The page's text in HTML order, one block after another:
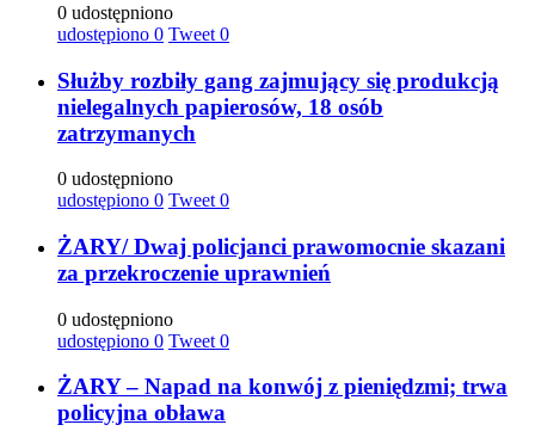
0 udostępniono
udostępiono 0 Tweet 0
Służby rozbiły gang zajmujący się produkcją
nielegalnych papierosów, 18 osób
zatrzymanych
0 udostępniono
udostępiono 0 Tweet 0
ŻARY/ Dwaj policjanci prawomocnie skazani
za przekroczenie uprawnień
0 udostępniono
udostępiono 0 Tweet 0
ŻARY – Napad na konwój z pieniędzmi; trwa
policyjna obława